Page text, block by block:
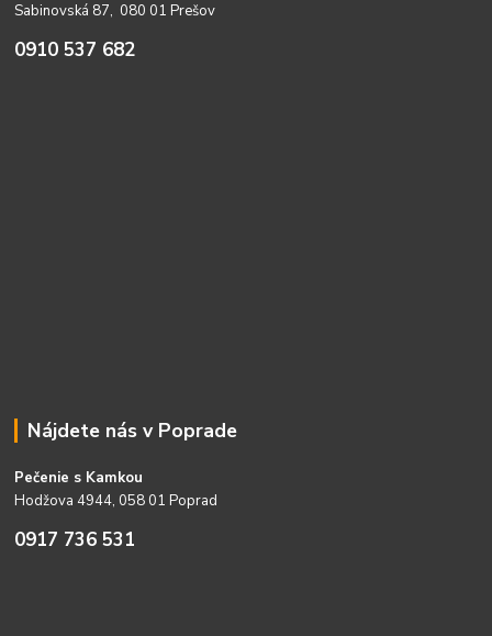
Sabinovská 87, 080 01 Prešov
0910 537 682
Nájdete nás v Poprade
Pečenie s Kamkou
Hodžova 4944, 058 01 Poprad
0917 736 531